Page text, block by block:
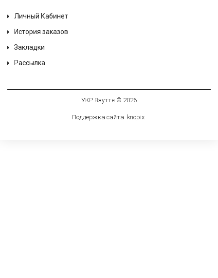
Личный Кабинет
История заказов
Закладки
Рассылка
УКР Взуття © 2026
Поддержка сайта knopix